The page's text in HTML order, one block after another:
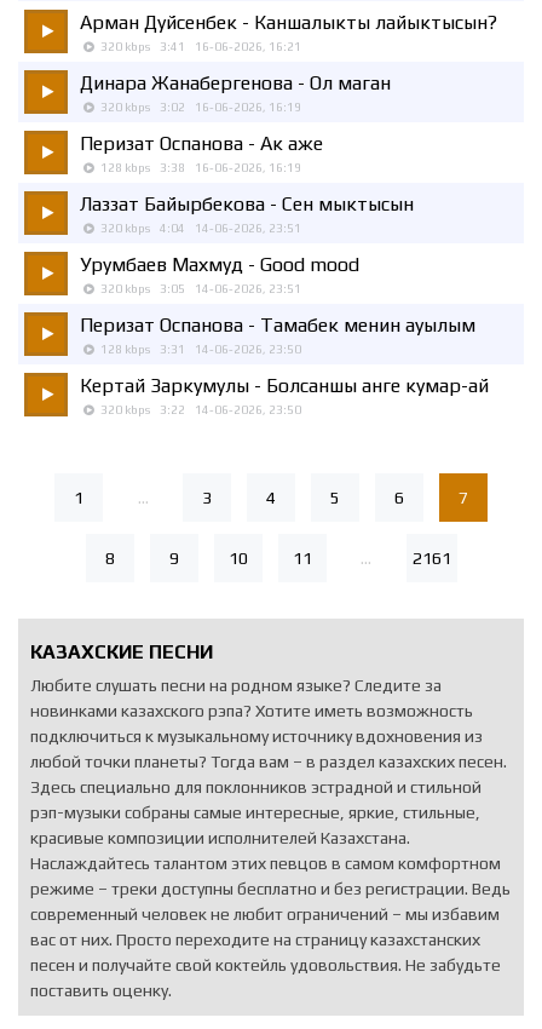
Арман Дуйсенбек - Каншалыкты лайыктысын?
320 kbps 3:41 16-06-2026, 16:21
Динара Жанабергенова - Ол маган
320 kbps 3:02 16-06-2026, 16:19
Перизат Оспанова - Ак аже
128 kbps 3:38 16-06-2026, 16:19
Лаззат Байырбекова - Сен мыктысын
320 kbps 4:04 14-06-2026, 23:51
Урумбаев Махмуд - Good mood
320 kbps 3:05 14-06-2026, 23:51
Перизат Оспанова - Тамабек менин ауылым
128 kbps 3:31 14-06-2026, 23:50
Кертай Заркумулы - Болсаншы анге кумар-ай
320 kbps 3:22 14-06-2026, 23:50
1 ... 3 4 5 6 7
8 9 10 11 ... 2161
КАЗАХСКИЕ ПЕСНИ
Любите слушать песни на родном языке? Следите за
новинками казахского рэпа? Хотите иметь возможность
подключиться к музыкальному источнику вдохновения из
любой точки планеты? Тогда вам – в раздел казахских песен.
Здесь специально для поклонников эстрадной и стильной
рэп-музыки собраны самые интересные, яркие, стильные,
красивые композиции исполнителей Казахстана.
Наслаждайтесь талантом этих певцов в самом комфортном
режиме – треки доступны бесплатно и без регистрации. Ведь
современный человек не любит ограничений – мы избавим
вас от них. Просто переходите на страницу казахстанских
песен и получайте свой коктейль удовольствия. Не забудьте
поставить оценку.